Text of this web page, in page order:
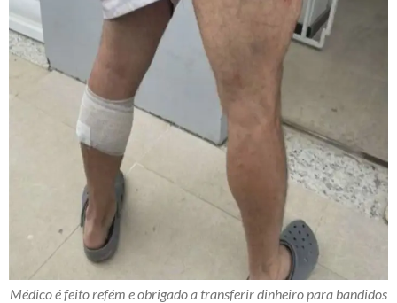
Médico é feito refém e obrigado a transferir dinheiro para bandidos